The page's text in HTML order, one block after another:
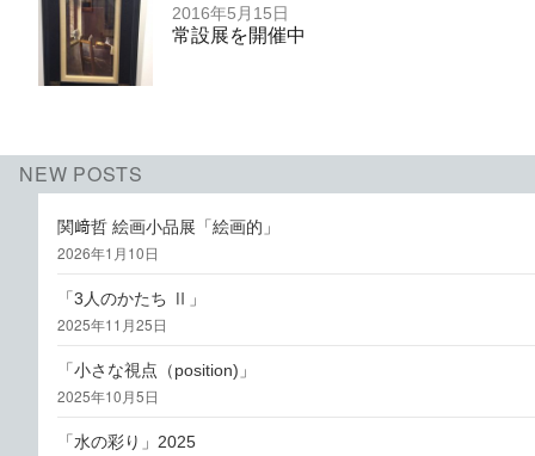
2016年5月15日
常設展を開催中
NEW POSTS
関﨑哲 絵画小品展「絵画的」
2026年1月10日
「3人のかたち Ⅱ」
2025年11月25日
「小さな視点（position)」
2025年10月5日
「水の彩り」2025